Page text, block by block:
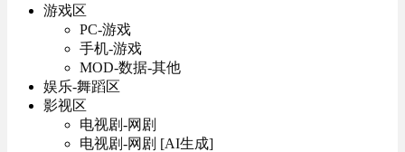
游戏区
PC-游戏
手机-游戏
MOD-数据-其他
娱乐-舞蹈区
影视区
电视剧-网剧
电视剧-网剧 [AI生成]